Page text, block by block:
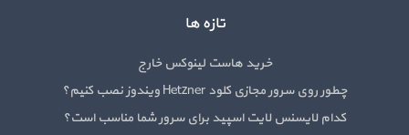
تازه ها
خرید هاست لینوکس خارج
چطور روی سرور مجازی کلود Hetzner ویندوز نصب کنیم؟
کدام لایسنس لایت اسپید برای سرور شما مناسب است؟